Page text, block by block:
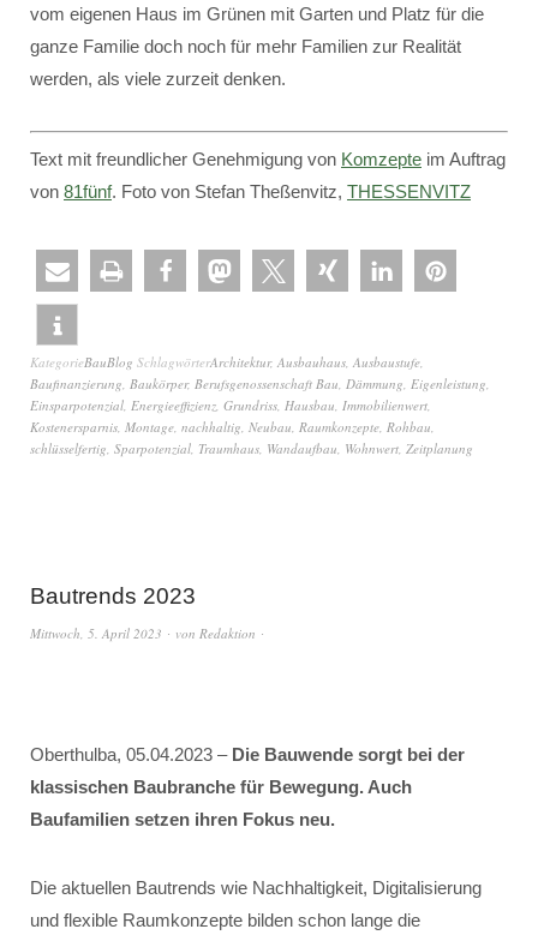
vom eigenen Haus im Grünen mit Garten und Platz für die
ganze Familie doch noch für mehr Familien zur Realität
werden, als viele zurzeit denken.
Text mit freundlicher Genehmigung von Komzepte im Auftrag
von 81fünf. Foto von Stefan Theßenvitz, THESSENVITZ
KategorieBauBlog SchlagwörterArchitektur, Ausbauhaus, Ausbaustufe,
Baufinanzierung, Baukörper, Berufsgenossenschaft Bau, Dämmung, Eigenleistung,
Einsparpotenzial, Energieeffizienz, Grundriss, Hausbau, Immobilienwert,
Kostenersparnis, Montage, nachhaltig, Neubau, Raumkonzepte, Rohbau,
schlüsselfertig, Sparpotenzial, Traumhaus, Wandaufbau, Wohnwert, Zeitplanung
Bautrends 2023
Mittwoch, 5. April 2023 von Redaktion
Oberthulba, 05.04.2023 – Die Bauwende sorgt bei der
klassischen Baubranche für Bewegung. Auch
Baufamilien setzen ihren Fokus neu.
Die aktuellen Bautrends wie Nachhaltigkeit, Digitalisierung
und flexible Raumkonzepte bilden schon lange die